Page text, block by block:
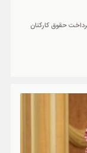
حقوق کارکنان